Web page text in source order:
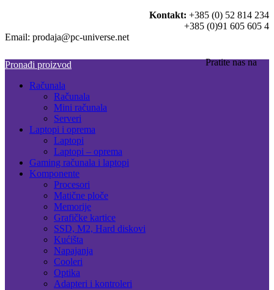
Kontakt: +385 (0) 52 814 234
+385 (0)91 605 605 4
Email: prodaja@pc-universe.net
Pratite nas na
Pronađi proizvod
Računala
Računala
Mini računala
Serveri
Laptopi i oprema
Laptopi
Laptopi – oprema
Gaming računala i laptopi
Komponente
Procesori
Matične ploče
Memorije
Grafičke kartice
SSD, M2, Hard diskovi
Kućišta
Napajanja
Cooleri
Optika
Adapteri i kontroleri